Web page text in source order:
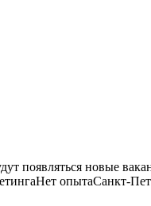
появляться новые
Нет опытаСанкт-